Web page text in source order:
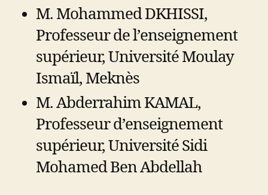
M. Mohammed DKHISSI,
Professeur de l’enseignement
supérieur, Université Moulay
Ismaïl, Meknès
M. Abderrahim KAMAL,
Professeur d’enseignement
supérieur, Université Sidi
Mohamed Ben Abdellah